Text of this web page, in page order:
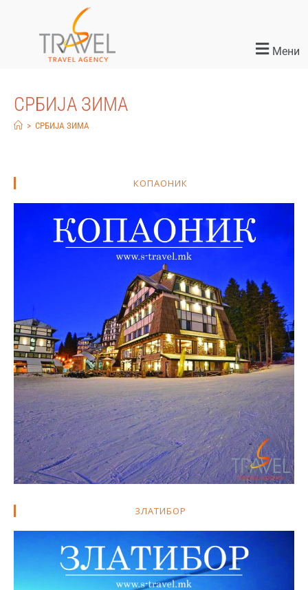
Мени
СРБИЈА ЗИМА
> СРБИЈА ЗИМА
КОПАОНИК
ЗЛАТИБОР